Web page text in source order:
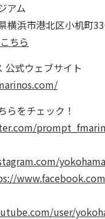
アム
横浜市港北区小机町
こちら
公式ウェブサイト
をチェック！
user/